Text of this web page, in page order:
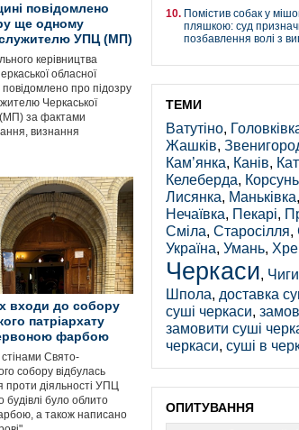
повідомлено
ще одному
УПЦ (МП)
керівництва
обласної
про підозру
Черкаської
за фактами
визнання
входи до собору
патріархату
фарбою
Свято-
собору відбулась
проти діяльності УПЦ
було облито
а також написано
Помістив собак у
пляшкою: суд
позбавлення волі з
ТЕМИ
Ватутіно,
Жашків,
Кам’янка, Канів,
Келеберда,
Лисянка, Маньківка,
Нечаївка, Пекарі,
Сміла, Старосілля,
Україна, Умань,
Черкаси,
Шпола, доставка
суші черкаси,
замовити суші
черкаси, суші в
ОПИТУВАННЯ